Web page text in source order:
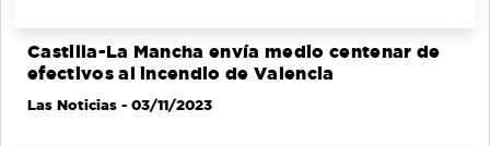
Castilla-La Mancha envía medio centenar de
efectivos al incendio de Valencia
Las Noticias - 03/11/2023